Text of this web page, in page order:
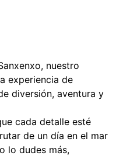
nuestro
experiencia de
diversión, aventura y
cada detalle esté
de un día en el mar
lo dudes más,